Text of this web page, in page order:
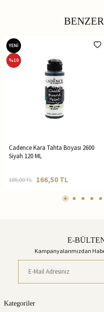
YENİ
%10
Cadence Kara Tahta Boyası 2600
Siyah 120 ML
185,00TL 166,50 TL
E-
Kampanyalarımızdan
Kategoriler